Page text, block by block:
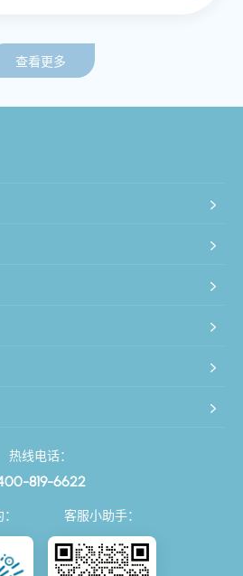
查看更多
热线电话：
819-6622
客服小助手：